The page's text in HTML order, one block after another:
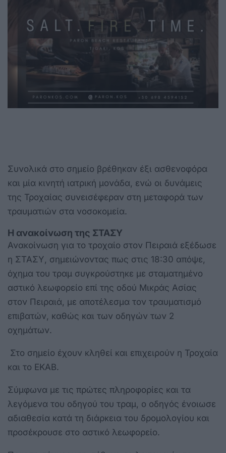
Συνολικά στο σημείο βρέθηκαν έξι ασθενοφόρα
και μία κινητή ιατρική μονάδα, ενώ οι δυνάμεις
της Τροχαίας συνεισέφεραν στη μεταφορά των
τραυματιών στα νοσοκομεία.
Η ανακοίνωση της ΣΤΑΣΥ
Ανακοίνωση για το τροχαίο στον Πειραιά εξέδωσε
η ΣΤΑΣΥ, σημειώνοντας πως στις 18:30 απόψε,
όχημα του τραμ συγκρούστηκε με σταματημένο
αστικό λεωφορείο επί της οδού Μικράς Ασίας
στον Πειραιά, με αποτέλεσμα τον τραυματισμό
επιβατών, καθώς και των οδηγών των 2
οχημάτων.
Στο σημείο έχουν κληθεί και επιχειρούν η Τροχαία
και το ΕΚΑΒ.
Σύμφωνα με τις πρώτες πληροφορίες και τα
λεγόμενα του οδηγού του τραμ, ο οδηγός ένοιωσε
αδιαθεσία κατά τη διάρκεια του δρομολογίου και
προσέκρουσε στο αστικό λεωφορείο.